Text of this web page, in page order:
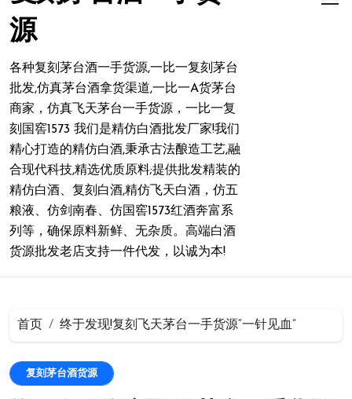
源
各种复刻茅台酒一手货源,一比一复刻茅台
批发,仿真茅台酒拿货渠道,一比一A货茅台
商家，仿真飞天茅台一手货源，一比一复
刻国窖1573 我们是精仿白酒批发厂家!我们
精心打造的精仿白酒,秉承古法酿造工艺,融
合现代科技,精选优质原料;提供批发精装的
精仿白酒、复刻白酒,精仿飞天白酒，仿五
粮液、仿剑南春、仿国窖1573红酒奔富系
列等，确保原料新鲜、无杂质。高端白酒
货源批发老店支持一件代发，以诚为本!
首页 终于发现!复刻飞天茅台一手货源“一针见血”
复刻茅台酒货源